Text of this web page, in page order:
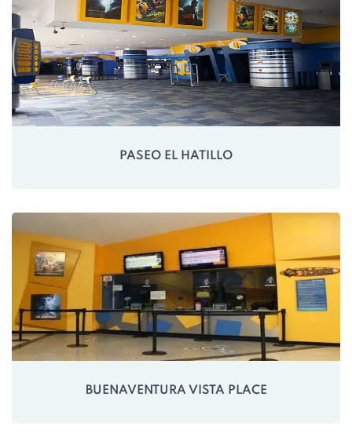
PASEO EL HATILLO
BUENAVENTURA VISTA PLACE